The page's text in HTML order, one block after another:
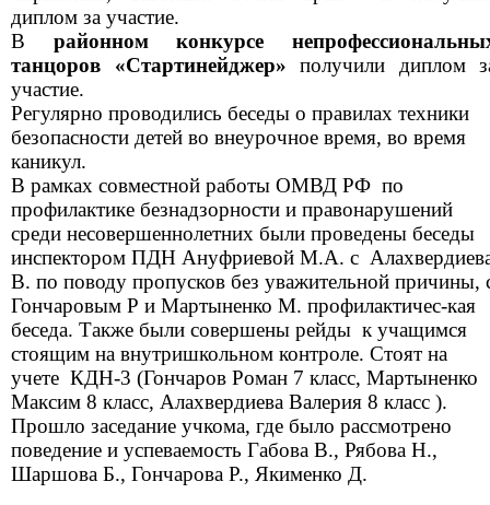
диплом за участие.
В районном конкурсе
танцоров «Стартинейджер» получили диплом
участие.
Регулярно проводились беседы о правилах техники
безопасности детей во внеурочное время, во время
каникул.
В рамках совместной работы ОМВД РФ по
профилактике безнадзорности и правонарушений
среди несовершеннолетних были проведены беседы
инспектором ПДН Ануфриевой М.А. с
В. по поводу пропусков без уважительной причины,
Гончаровым Р и Мартыненко М. профилактичес-кая
беседа. Также были совершены рейды к учащимся
стоящим на внутришкольном контроле. Стоят на
учете КДН-3 (Гончаров Роман 7 класс, Мартыненко
Максим 8 класс, Алахвердиева Валерия 8 класс ).
Прошло заседание учкома, где было рассмотрено
поведение и успеваемость Габова В., Рябова Н.,
Шаршова Б., Гончарова Р., Якименко Д.